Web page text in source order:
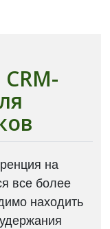
на
все более
находить